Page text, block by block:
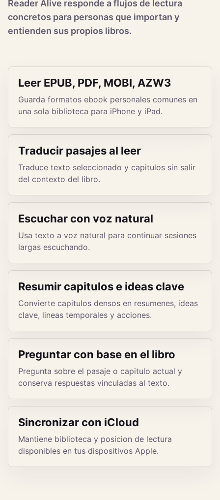
Reader Alive responde a flujos de lectura
concretos para personas que importan y
entienden sus propios libros.
Leer EPUB, PDF, MOBI, AZW3
Guarda formatos ebook personales comunes en
una sola biblioteca para iPhone y iPad.
Traducir pasajes al leer
Traduce texto seleccionado y capitulos sin salir
del contexto del libro.
Escuchar con voz natural
Usa texto a voz natural para continuar sesiones
largas escuchando.
Resumir capitulos e ideas clave
Convierte capitulos densos en resumenes, ideas
clave, lineas temporales y acciones.
Preguntar con base en el libro
Pregunta sobre el pasaje o capitulo actual y
conserva respuestas vinculadas al texto.
Sincronizar con iCloud
Mantiene biblioteca y posicion de lectura
disponibles en tus dispositivos Apple.